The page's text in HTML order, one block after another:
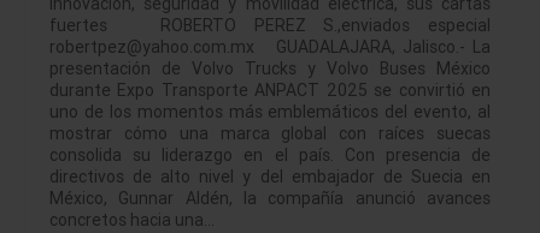
fuertes ROBERTO PEREZ S.,enviados especial
robertpez@yahoo.com.mx GUADALAJARA, Jalisco.- La
presentación de Volvo Trucks y Volvo Buses México
durante Expo Transporte ANPACT 2025 se convirtió en
uno de los momentos más emblemáticos del evento, al
mostrar cómo una marca global con raíces suecas
consolida su liderazgo en el país. Con presencia de
directivos de alto nivel y del embajador de Suecia en
México, Gunnar Aldén, la compañía anunció avances
concretos hacia una…